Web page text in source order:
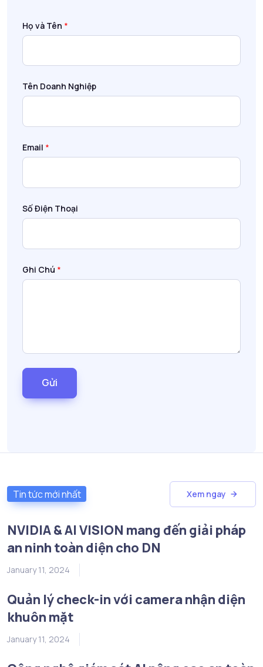
Họ và Tên *
Tên Doanh Nghiệp
Email *
Số Điện Thoại
Ghi Chú *
Gửi
Tin tức mới nhất Xem ngay
NVIDIA & AI VISION mang đến giải pháp
an ninh toàn diện cho DN
January 11, 2024
Quản lý check-in với camera nhận diện
khuôn mặt
January 11, 2024